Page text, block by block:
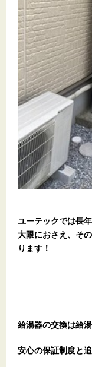
ユーテックでは長
大限におさえ、そ
ります！
給湯器の交換は給
安心の保証制度と